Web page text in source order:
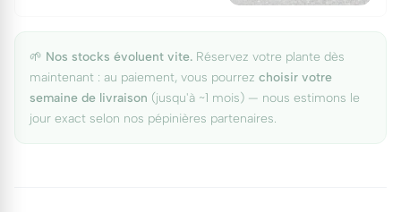
🌱 Nos stocks évoluent vite. Réservez votre plante dès
maintenant : au paiement, vous pourrez choisir votre
semaine de livraison (jusqu'à ~1 mois) — nous estimons le
jour exact selon nos pépinières partenaires.